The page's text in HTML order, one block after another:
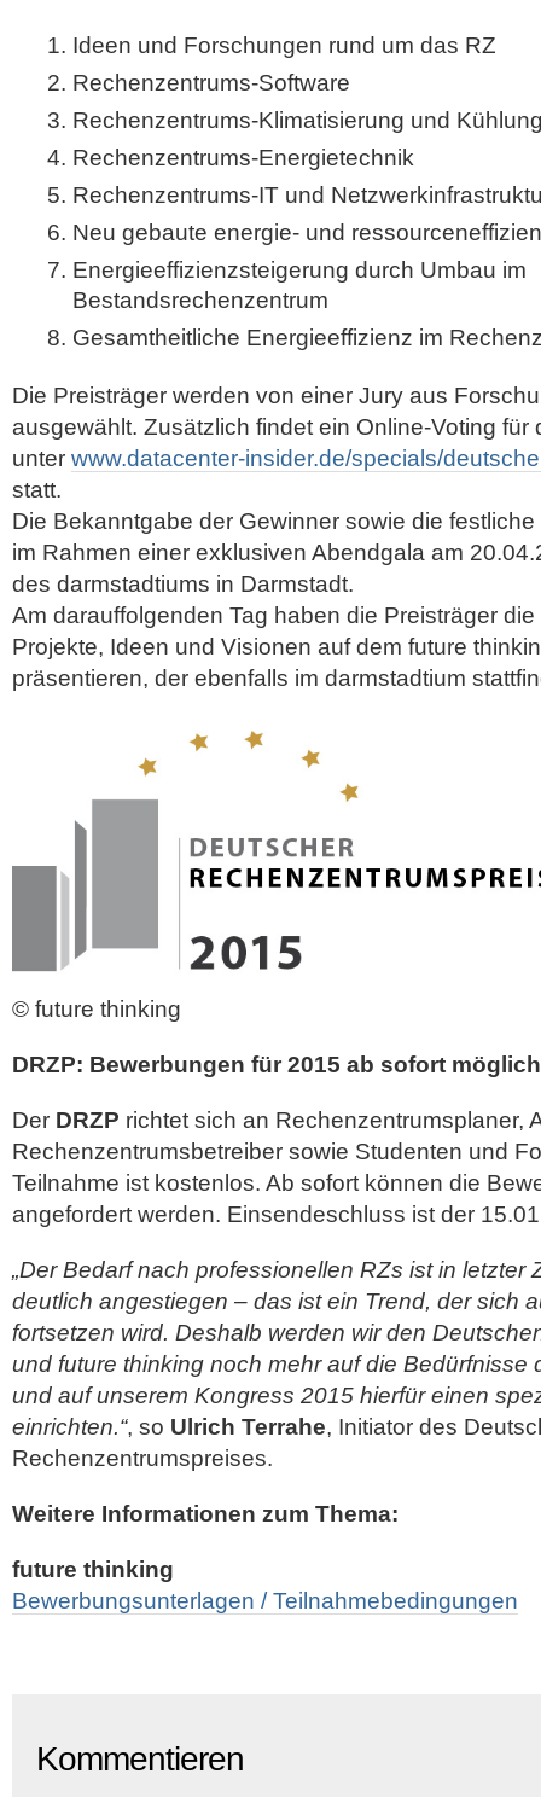
Ideen und Forschungen rund um das RZ
Rechenzentrums-Software
Rechenzentrums-Klimatisierung und
Rechenzentrums-Energietechnik
Rechenzentrums-IT und
Neu gebaute energie- und
Energieeffizienzsteigerung durch Umbau im
Bestandsrechenzentrum
Gesamtheitliche Energieeffizienz im
Die Preisträger werden von einer Jury aus
ausgewählt. Zusätzlich findet ein Online-Voting für
unter www.datacenter-insider.de/specials/
statt.
Die Bekanntgabe der Gewinner sowie die
im Rahmen einer exklusiven Abendgala am
des darmstadtiums in Darmstadt.
Am darauffolgenden Tag haben die Preisträger
Projekte, Ideen und Visionen auf dem future
präsentieren, der ebenfalls im darmstadtium
© future thinking
DRZP: Bewerbungen für 2015 ab sofort möglich
Der DRZP richtet sich an Rechenzentrumsplaner,
Rechenzentrumsbetreiber sowie Studenten und
Teilnahme ist kostenlos. Ab sofort können die
angefordert werden. Einsendeschluss ist der
„Der Bedarf nach professionellen RZs ist in letzter
deutlich angestiegen – das ist ein Trend, der sich
fortsetzen wird. Deshalb werden wir den
und future thinking noch mehr auf die Bedürfnisse
und auf unserem Kongress 2015 hierfür einen
einrichten.“, so Ulrich Terrahe, Initiator des
Rechenzentrumspreises.
Weitere Informationen zum Thema:
future thinking
Bewerbungsunterlagen / Teilnahmebedingungen
Kommentieren